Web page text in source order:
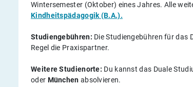
Wintersemester (Oktober) eines Jahres. Alle
Kindheitspädagogik (B.A.).
Studiengebühren: Die Studiengebühren für das
Regel die Praxispartner.
Weitere Studienorte: Du kannst das Duale
oder München absolvieren.